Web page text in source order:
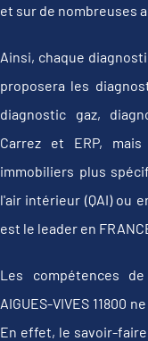
et sur de nombreuses
Ainsi, chaque
proposera les
diagnostic gaz,
Carrez et ERP,
immobiliers plus
l'air intérieur (QAI) ou
est le leader en
Les compétences
AIGUES-VIVES 11800
En effet, le savoir-